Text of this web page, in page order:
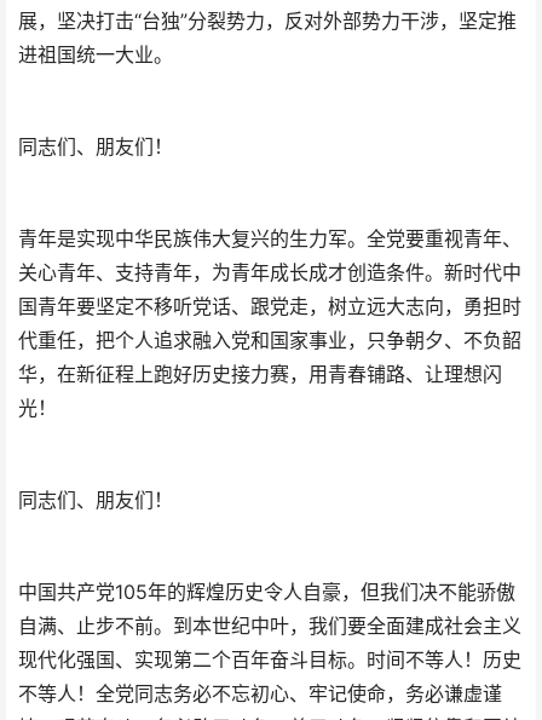
展，坚决打击“台独”分裂势力，反对外部势力干涉，坚定推
进祖国统一大业。
同志们、朋友们！
青年是实现中华民族伟大复兴的生力军。全党要重视青年、
关心青年、支持青年，为青年成长成才创造条件。新时代中
国青年要坚定不移听党话、跟党走，树立远大志向，勇担时
代重任，把个人追求融入党和国家事业，只争朝夕、不负韶
华，在新征程上跑好历史接力赛，用青春铺路、让理想闪
光！
同志们、朋友们！
中国共产党105年的辉煌历史令人自豪，但我们决不能骄傲
自满、止步不前。到本世纪中叶，我们要全面建成社会主义
现代化强国、实现第二个百年奋斗目标。时间不等人！历史
不等人！全党同志务必不忘初心、牢记使命，务必谦虚谨